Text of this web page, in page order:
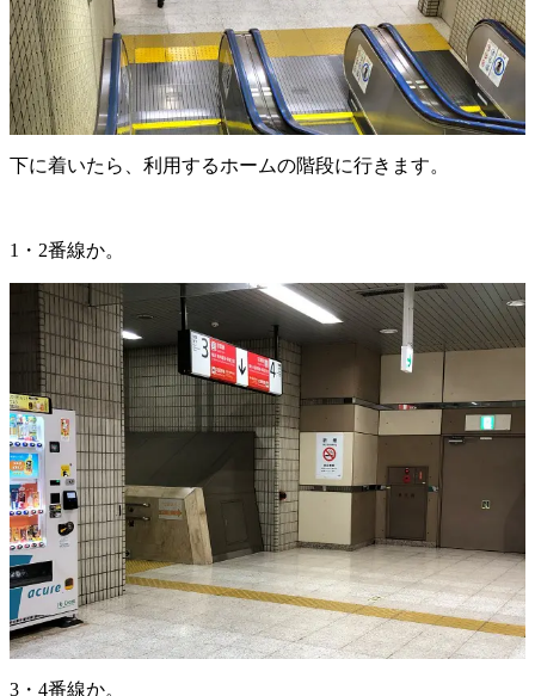
下に着いたら、利用するホームの階段に行きます。
1・2番線か。
3・4番線か。